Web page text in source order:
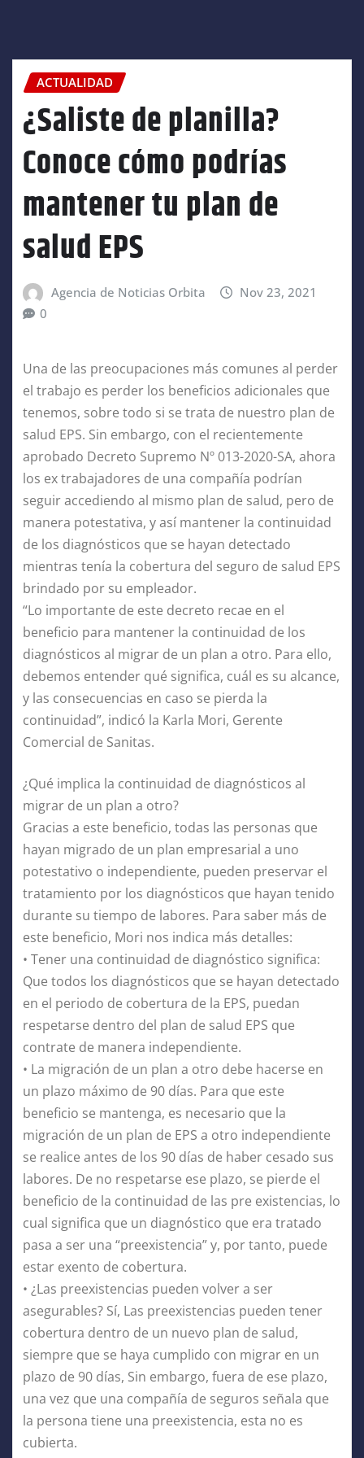
ACTUALIDAD
¿Saliste de planilla?
Conoce cómo podrías
mantener tu plan de
salud EPS
Agencia de Noticias Orbita
Nov 23, 2021
0
Una de las preocupaciones más comunes al perder
el trabajo es perder los beneficios adicionales que
tenemos, sobre todo si se trata de nuestro plan de
salud EPS. Sin embargo, con el recientemente
aprobado Decreto Supremo Nº 013-2020-SA, ahora
los ex trabajadores de una compañía podrían
seguir accediendo al mismo plan de salud, pero de
manera potestativa, y así mantener la continuidad
de los diagnósticos que se hayan detectado
mientras tenía la cobertura del seguro de salud EPS
brindado por su empleador.
“Lo importante de este decreto recae en el
beneficio para mantener la continuidad de los
diagnósticos al migrar de un plan a otro. Para ello,
debemos entender qué significa, cuál es su alcance,
y las consecuencias en caso se pierda la
continuidad”, indicó la Karla Mori, Gerente
Comercial de Sanitas.
¿Qué implica la continuidad de diagnósticos al
migrar de un plan a otro?
Gracias a este beneficio, todas las personas que
hayan migrado de un plan empresarial a uno
potestativo o independiente, pueden preservar el
tratamiento por los diagnósticos que hayan tenido
durante su tiempo de labores. Para saber más de
este beneficio, Mori nos indica más detalles:
• Tener una continuidad de diagnóstico significa:
Que todos los diagnósticos que se hayan detectado
en el periodo de cobertura de la EPS, puedan
respetarse dentro del plan de salud EPS que
contrate de manera independiente.
• La migración de un plan a otro debe hacerse en
un plazo máximo de 90 días. Para que este
beneficio se mantenga, es necesario que la
migración de un plan de EPS a otro independiente
se realice antes de los 90 días de haber cesado sus
labores. De no respetarse ese plazo, se pierde el
beneficio de la continuidad de las pre existencias, lo
cual significa que un diagnóstico que era tratado
pasa a ser una “preexistencia” y, por tanto, puede
estar exento de cobertura.
• ¿Las preexistencias pueden volver a ser
asegurables? Sí, Las preexistencias pueden tener
cobertura dentro de un nuevo plan de salud,
siempre que se haya cumplido con migrar en un
plazo de 90 días, Sin embargo, fuera de ese plazo,
una vez que una compañía de seguros señala que
la persona tiene una preexistencia, esta no es
cubierta.